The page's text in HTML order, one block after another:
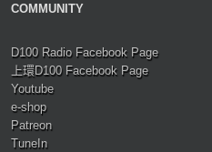
COMMUNITY
D100 Radio Facebook Page
上環D100 Facebook Page
Youtube
e-shop
Patreon
TuneIn